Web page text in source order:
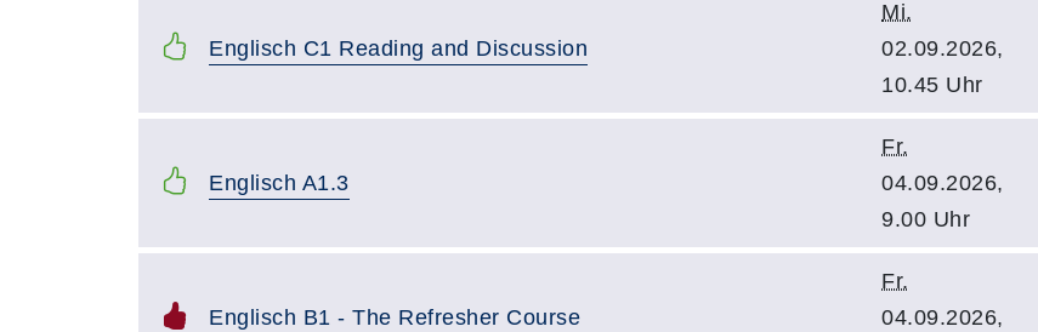
Englisch C1 Reading and Discussion
Mi.
02.09.2026,
10.45 Uhr
Englisch A1.3
Fr.
04.09.2026,
9.00 Uhr
Englisch B1 - The Refresher Course
Fr.
04.09.2026,